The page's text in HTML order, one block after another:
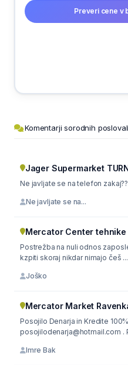
Preveri cene v
Komentarji sorodnih
Jager Supermarket
Ne javljate se na telefon
Ne javljate se na...
Mercator Center
Postrežba na nuli odnos
kzpiti skoraj nikdar nimajo češ ...
Joško
Mercator Market
Posojilo Denarja in Kredite
posojilodenarja@hotmail.com .
Imre Bak